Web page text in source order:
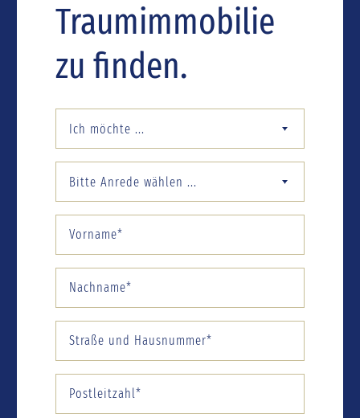
Traumimmobilie
zu finden.
Ich möchte ...
Bitte Anrede wählen ...